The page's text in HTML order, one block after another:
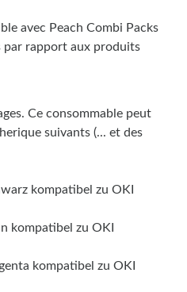
avec Peach Combi Packs
par rapport aux produits
Ce consommable peut
suivants (... et des
kompatibel zu OKI
kompatibel zu OKI
kompatibel zu OKI